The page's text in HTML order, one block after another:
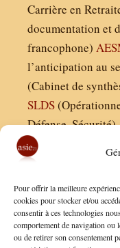
Pour offrir la meilleure
cookies pour stocker et/ou
consentir à ces technologies
comportement de navigation ou
ou de retirer son consentement
Carrière en
documentation et
francophone)
l’anticipation au
(Cabinet de
SLDS
Défense, Sécurité)
Finaldées EURL
Siège social : 13
Nous contacter